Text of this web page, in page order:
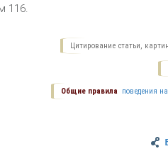
116.
Цитирование статьи,
Общие правила поведения